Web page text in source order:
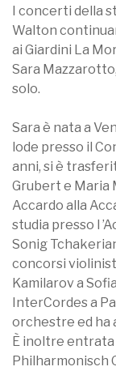
I concerti della
Walton
ai Giardini La
Sara
solo.
Sara è nata a
lode presso il
anni, si è
Grubert e Maria
Accardo alla
studia presso l
Sonig
concorsi
Kamilarov a
InterCordes a
orchestre ed ha
È inoltre entrata
Philharmonisch